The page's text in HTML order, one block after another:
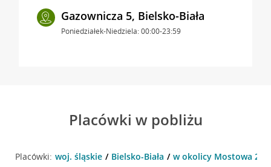
Gazownicza 5, Bielsko-Biała
Poniedziałek-Niedziela: 00:00-23:59
Placówki w pobliżu
Placówki: woj. śląskie Bielsko-Biała w okolicy Mostowa 2 ,